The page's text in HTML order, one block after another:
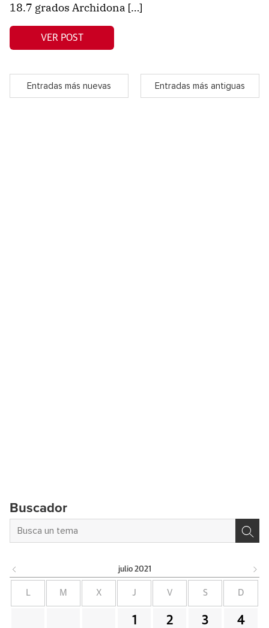
18.7 grados Archidona […]
VER POST
Entradas más nuevas Entradas más antiguas
Buscador
julio 2021
L M X J V S D
1 2 3 4